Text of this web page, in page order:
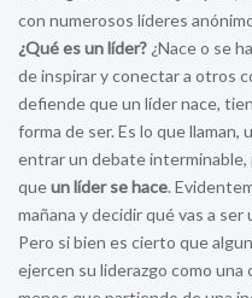
con numerosos líderes
¿Qué es un líder? ¿Nace o se
de inspirar y conectar a otros
defiende que un líder nace,
forma de ser. Es lo que
entrar un debate
queun líder se hace.
mañana y decidir qué vas a ser
Pero si bien es cierto que
ejercen su liderazgo como